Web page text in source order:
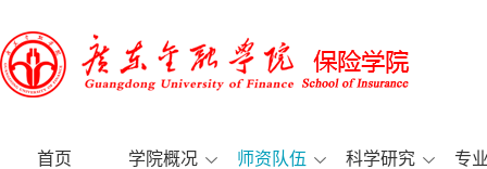
首页 学院概况 师资队伍 科学研究 专